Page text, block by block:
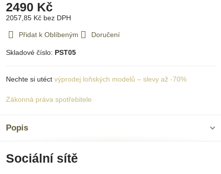
2490 Kč
2057,85 Kč bez DPH
Přidat k Oblíbeným Doručení
Skladové číslo: PST05
Nechte si utéct výprodej loňských modelů – slevy až -70%
Zákonná práva spotřebitele
Popis
Sociální sítě